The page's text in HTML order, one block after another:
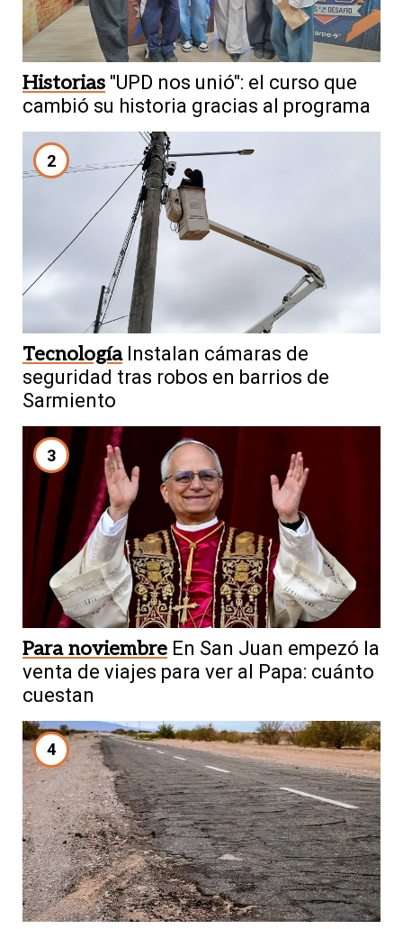
Historias "UPD nos unió": el curso que
cambió su historia gracias al programa
2
Tecnología Instalan cámaras de
seguridad tras robos en barrios de
Sarmiento
3
Para noviembre En San Juan empezó la
venta de viajes para ver al Papa: cuánto
cuestan
4